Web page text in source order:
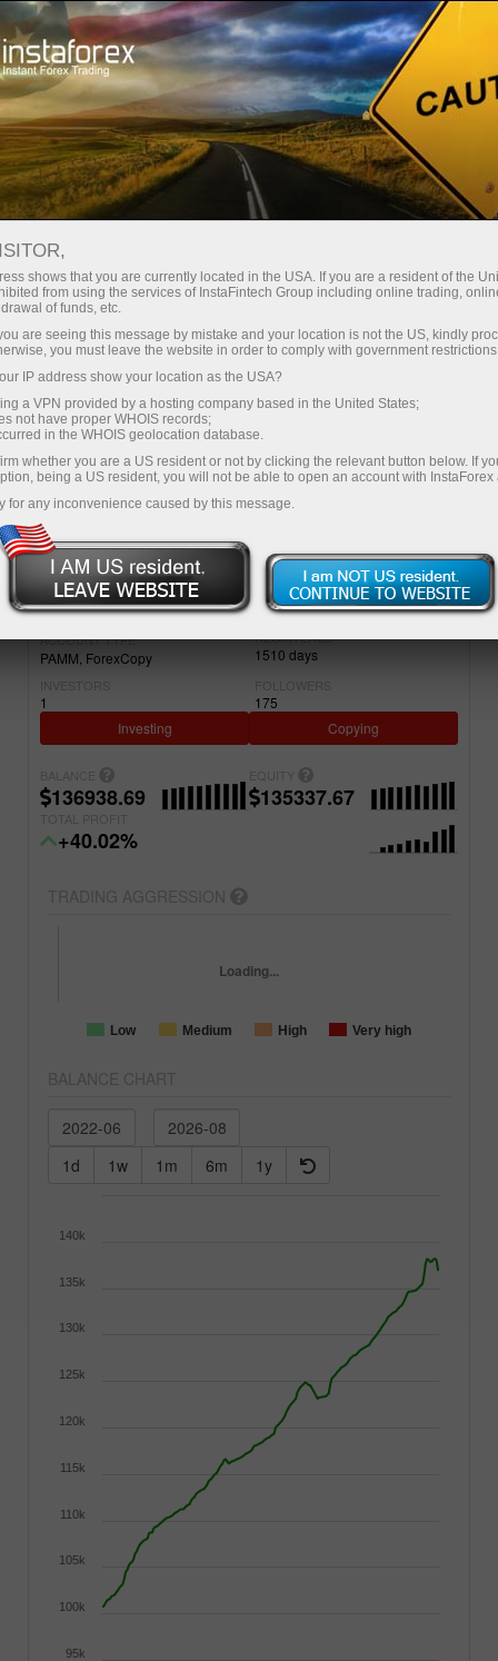
سرمایہ کاروں کے لیے پی اے ایم ایم سسٹم
مو نیٹرنگ
ماریکس مانیٹرنگ / نگرانی
تجارتی اکاؤنٹ کھولیں
ڈیمو اکاؤنٹ کھولیں
Simple Advanced
ACCOUNT
51139325
PROJECT NAME
SR Trade - RoboTRADE24
ACCOUNT TYPE
PAMM ForexCopy
REGISTERED
1510 days
1
175
Investing
Copying
136938.69 135337.67
+40.02%
Low Medium High Very high
Loading...
1d 1w 1m 6m 1y
95k
100k
105k
110k
115k
120k
125k
130k
135k
140k
shows that you are currently located in the USA. If you are a resident of the
from using the services of InstaFintech Group including online trading,
of funds, etc.
are seeing this message by mistake and your location is not the US, kindly
you must leave the website in order to comply with government
IP address show your location as the USA?
a VPN provided by a hosting company based in the United States;
not have proper WHOIS records;
in the WHOIS geolocation database.
whether you are a US resident or not by clicking the relevant button below. If
being a US resident, you will not be able to open an account with InstaForex
for any inconvenience caused by this message.